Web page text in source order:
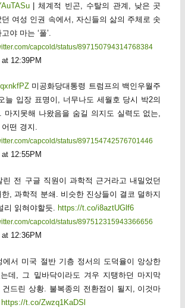
| 체계적 빈곤, 수탈의 관계, 낮은 곳
여성 인권 속에서, 자신들의 삶의 주체로 솟
야 마는 ‘풀’.
capcold/status/897150794314768384
12:39PM
미공화당대통령 트럼프의 백인우월주
늘 입장 표명이, 너무나도 세월호 당시 박2의
마지못해 나왔음을 숨길 의지도 실력도 없는,
떤 경지.
capcold/status/897154742576701446
12:55PM
린 전 구글 직원이 과학적 근거라고 내밀었던
, 과학적 분쇄. 비슷한 진상들이 결코 덜하지
리 읽혀야할듯. https://t.co/i8aztUGlf6
capcold/status/897512315943366656
12:36PM
에서 미국 절반 기층 정서의 도덕율이 앙상한
데, 그 밑바닥이라도 겨우 지탱하던 마지막
건드린 상황. 불복종의 전환점이 될지, 이것마
https://t.co/Zwzq1KaDSl